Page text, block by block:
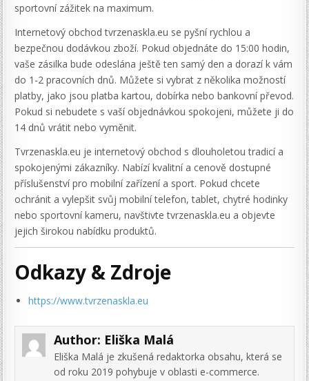
sportovní zážitek na maximum.
Internetový obchod tvrzenaskla.eu se pyšní rychlou a
bezpečnou dodávkou zboží. Pokud objednáte do 15:00 hodin,
vaše zásilka bude odeslána ještě ten samý den a dorazí k vám
do 1-2 pracovních dnů. Můžete si vybrat z několika možností
platby, jako jsou platba kartou, dobírka nebo bankovní převod.
Pokud si nebudete s vaší objednávkou spokojeni, můžete ji do
14 dnů vrátit nebo vyměnit.
Tvrzenaskla.eu je internetový obchod s dlouholetou tradicí a
spokojenými zákazníky. Nabízí kvalitní a cenově dostupné
příslušenství pro mobilní zařízení a sport. Pokud chcete
ochránit a vylepšit svůj mobilní telefon, tablet, chytré hodinky
nebo sportovní kameru, navštivte tvrzenaskla.eu a objevte
jejich širokou nabídku produktů.
Odkazy & Zdroje
https://www.tvrzenaskla.eu
Author: Eliška Malá
Eliška Malá je zkušená redaktorka obsahu, která se
od roku 2019 pohybuje v oblasti e-commerce.